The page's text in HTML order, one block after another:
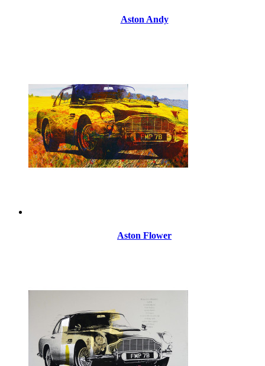
Aston Andy
Aston Flower